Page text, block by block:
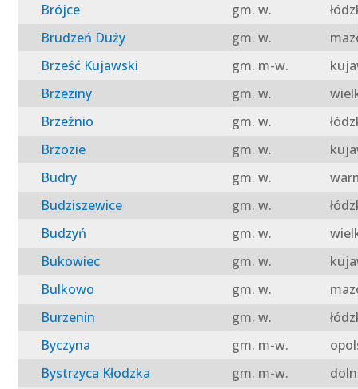
Brójce
gm. w.
Brudzeń Duży
gm. w.
Brześć Kujawski
gm. m-w.
Brzeziny
gm. w.
Brzeźnio
gm. w.
Brzozie
gm. w.
Budry
gm. w.
Budziszewice
gm. w.
Budzyń
gm. w.
Bukowiec
gm. w.
Bulkowo
gm. w.
Burzenin
gm. w.
Byczyna
gm. m-w.
Bystrzyca Kłodzka
gm. m-w.